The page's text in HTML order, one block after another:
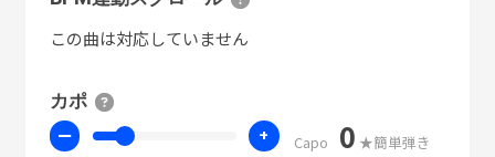
この曲は対応していません
カポ
ー + Capo 0 ★簡単弾き